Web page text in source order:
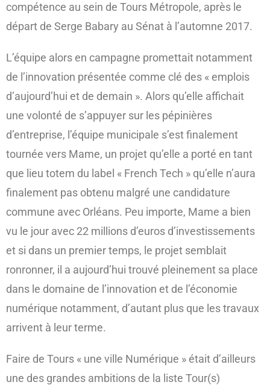
compétence au sein de Tours Métropole, après le
départ de Serge Babary au Sénat à l’automne 2017.
L’équipe alors en campagne promettait notamment
de l’innovation présentée comme clé des « emplois
d’aujourd’hui et de demain ». Alors qu’elle affichait
une volonté de s’appuyer sur les pépinières
d’entreprise, l’équipe municipale s’est finalement
tournée vers Mame, un projet qu’elle a porté en tant
que lieu totem du label « French Tech » qu’elle n’aura
finalement pas obtenu malgré une candidature
commune avec Orléans. Peu importe, Mame a bien
vu le jour avec 22 millions d’euros d’investissements
et si dans un premier temps, le projet semblait
ronronner, il a aujourd’hui trouvé pleinement sa place
dans le domaine de l’innovation et de l’économie
numérique notamment, d’autant plus que les travaux
arrivent à leur terme.
Faire de Tours « une ville Numérique » était d’ailleurs
une des grandes ambitions de la liste Tour(s)